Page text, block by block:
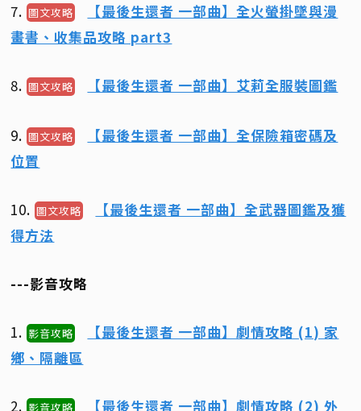
7.圖文攻略
【最後生還者 一部曲】全火螢掛墜與漫
畫書、收集品攻略 part3
8.圖文攻略 【最後生還者 一部曲】艾莉全服裝圖鑑
9.圖文攻略
【最後生還者 一部曲】全保險箱密碼及
位置
10.圖文攻略
【最後生還者 一部曲】全武器圖鑑及獲
得方法
---影音攻略
1.影音攻略
【最後生還者 一部曲】劇情攻略 (1) 家
鄉、隔離區
2.影音攻略 【最後生還者 一部曲】劇情攻略 (2) 外